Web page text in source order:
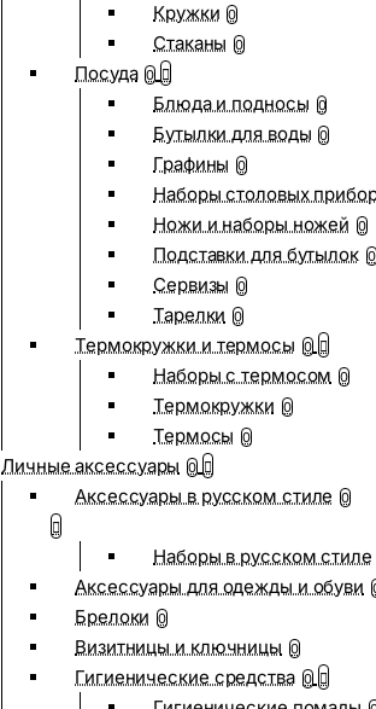
Кружки 0
Стаканы 0
Посуда 0
Блюда и подносы 0
Бутылки для воды 0
Графины 0
Наборы столовых
Ножи и наборы ножей 0
Подставки для бутылок 0
Сервизы 0
Тарелки 0
Термокружки и термосы 0
Наборы с термосом 0
Термокружки 0
Термосы 0
Личные аксессуары 0
Аксессуары в русском стиле 0
Наборы в русском стиле
Аксессуары для одежды и обуви
Брелоки 0
Визитницы и ключницы 0
Гигиенические средства 0